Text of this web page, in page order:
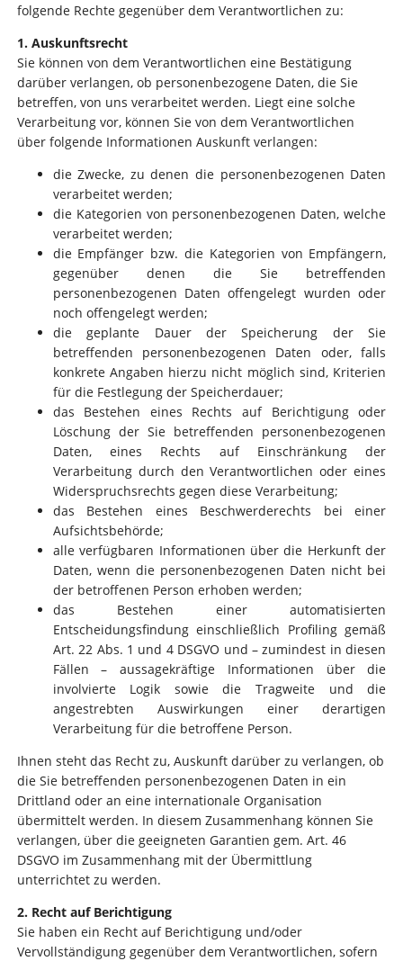
folgende Rechte gegenüber dem Verantwortlichen zu:
1. Auskunftsrecht
Sie können von dem Verantwortlichen eine Bestätigung
darüber verlangen, ob personenbezogene Daten, die Sie
betreffen, von uns verarbeitet werden. Liegt eine solche
Verarbeitung vor, können Sie von dem Verantwortlichen
über folgende Informationen Auskunft verlangen:
die Zwecke, zu denen die personenbezogenen Daten
verarbeitet werden;
die Kategorien von personenbezogenen Daten, welche
verarbeitet werden;
die Empfänger bzw. die Kategorien von Empfängern,
gegenüber denen die Sie betreffenden
personenbezogenen Daten offengelegt wurden oder
noch offengelegt werden;
die geplante Dauer der Speicherung der Sie
betreffenden personenbezogenen Daten oder, falls
konkrete Angaben hierzu nicht möglich sind, Kriterien
für die Festlegung der Speicherdauer;
das Bestehen eines Rechts auf Berichtigung oder
Löschung der Sie betreffenden personenbezogenen
Daten, eines Rechts auf Einschränkung der
Verarbeitung durch den Verantwortlichen oder eines
Widerspruchsrechts gegen diese Verarbeitung;
das Bestehen eines Beschwerderechts bei einer
Aufsichtsbehörde;
alle verfügbaren Informationen über die Herkunft der
Daten, wenn die personenbezogenen Daten nicht bei
der betroffenen Person erhoben werden;
das Bestehen einer automatisierten
Entscheidungsfindung einschließlich Profiling gemäß
Art. 22 Abs. 1 und 4 DSGVO und – zumindest in diesen
Fällen – aussagekräftige Informationen über die
involvierte Logik sowie die Tragweite und die
angestrebten Auswirkungen einer derartigen
Verarbeitung für die betroffene Person.
Ihnen steht das Recht zu, Auskunft darüber zu verlangen, ob
die Sie betreffenden personenbezogenen Daten in ein
Drittland oder an eine internationale Organisation
übermittelt werden. In diesem Zusammenhang können Sie
verlangen, über die geeigneten Garantien gem. Art. 46
DSGVO im Zusammenhang mit der Übermittlung
unterrichtet zu werden.
2. Recht auf Berichtigung
Sie haben ein Recht auf Berichtigung und/oder
Vervollständigung gegenüber dem Verantwortlichen, sofern